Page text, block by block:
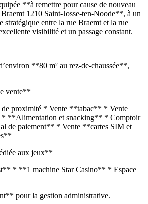
**à remettre pour cause de nouveau
1210 Saint-Josse-ten-Noode**, à un
stratégique entre la rue Braemt et la rue
visibilité et un passage constant.
**80 m² au rez-de-chaussée**,
vente**
de proximité * Vente **tabac** * Vente
* **Alimentation et snacking** * Comptoir
de paiement** * Vente **cartes SIM et
aux jeux**
* **1 machine Star Casino** * Espace
pour la gestion administrative.